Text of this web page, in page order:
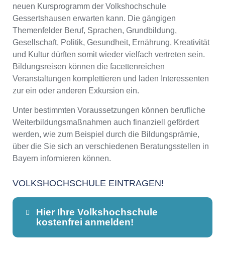
neuen Kursprogramm der Volkshochschule
Gessertshausen erwarten kann. Die gängigen
Themenfelder Beruf, Sprachen, Grundbildung,
Gesellschaft, Politik, Gesundheit, Ernährung, Kreativität
und Kultur dürften somit wieder vielfach vertreten sein.
Bildungsreisen können die facettenreichen
Veranstaltungen komplettieren und laden Interessenten
zur ein oder anderen Exkursion ein.
Unter bestimmten Voraussetzungen können berufliche
Weiterbildungsmaßnahmen auch finanziell gefördert
werden, wie zum Beispiel durch die Bildungsprämie,
über die Sie sich an verschiedenen Beratungsstellen in
Bayern informieren können.
VOLKSHOCHSCHULE EINTRAGEN!
Hier Ihre Volkshochschule
kostenfrei anmelden!